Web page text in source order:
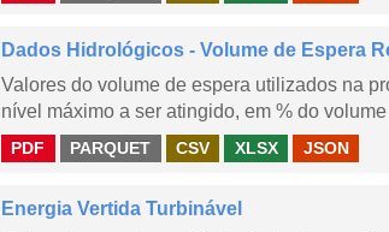
Dados Hidrológicos - Volume de Espera
Valores do volume de espera utilizados na
nível máximo a ser atingido, em % do
PDF PARQUET CSV XLSX JSON
Energia Vertida Turbinável